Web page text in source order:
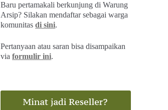
Baru pertamakali berkunjung di Warung
Arsip? Silakan mendaftar sebagai warga
komunitasdi sini.
Pertanyaan atau saran bisa disampaikan
viaformulir ini.